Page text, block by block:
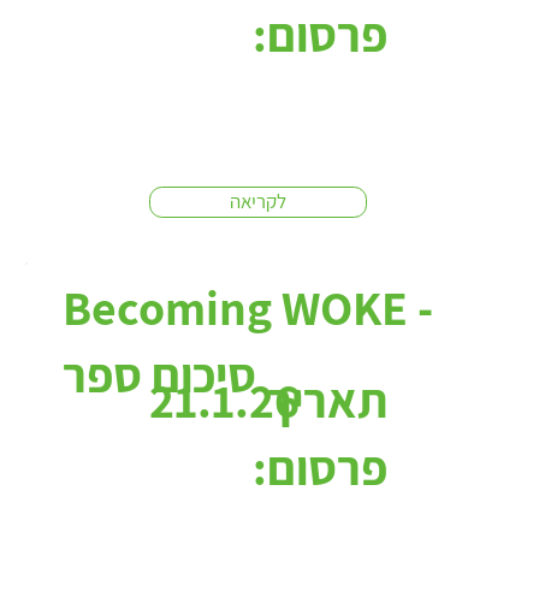
לקריאה
פרסום:
Becoming WOKE -
סיכום ספר
21.1.26תאריך
פרסום: